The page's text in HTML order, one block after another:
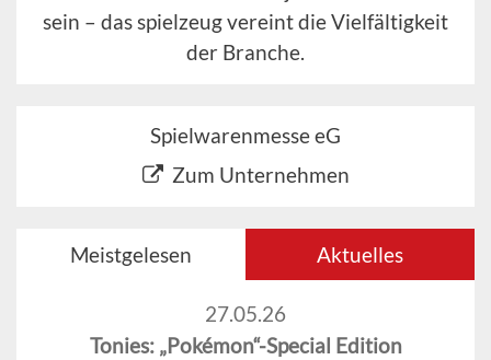
sein – das spielzeug vereint die Vielfältigkeit
der Branche.
Spielwarenmesse eG
Zum Unternehmen
Meistgelesen Aktuelles
27.05.26
Tonies: „Pokémon“-Special Edition